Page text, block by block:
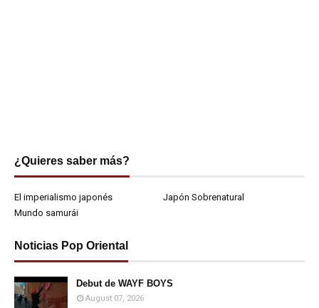
¿Quieres saber más?
El imperialismo japonés
Japón Sobrenatural
Mundo samurái
Noticias Pop Oriental
Debut de WAYF BOYS
August 07, 2026